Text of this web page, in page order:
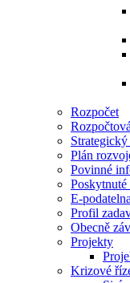
Rozpočet
Plán
Povinné
E-podatelna
Profil
Obecně
Projekty
Krizové